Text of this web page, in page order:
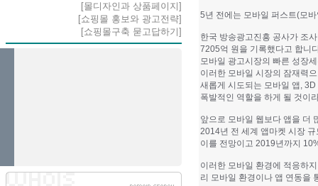
[몰디자인과 상품페이지]
[쇼핑몰 홍보와 광고전략]
[쇼핑몰구축 묻고답하기]
5년 전에는 모바일 퍼스트(모
한국 방송광고진흥 공사가 조
7205억 원을 기록했다고 합니
모바일 광고시장의 빠른 성장
이러한 모바일 시장의 잠재력
새롭게 시도되는 모바일 앱,
폭발적인 역할을 하게 될 것이
앞으로 모바일 웹보다 앱을 더
2014년 전 세계 앱마켓 시장
이를 전망이고 2019년까지
이러한 모바일 환경에 적응하
리 모바일 환경이나 앱 연동을